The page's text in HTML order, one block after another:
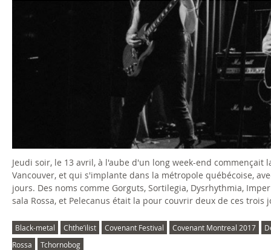
Jeudi soir, le 13 avril, à l'aube d'un long week-end
Vancouver, et qui s'implante dans la métropole québécoise,
jours. Des noms comme Gorguts, Sortilegia, Dysrhythmia,
sala Rossa, et Pelecanus était la pour couvrir deux de ces
Black-metal Chthe’ilist Covenant Festival Covenant Montreal 2017
Rossa
Tchornobog